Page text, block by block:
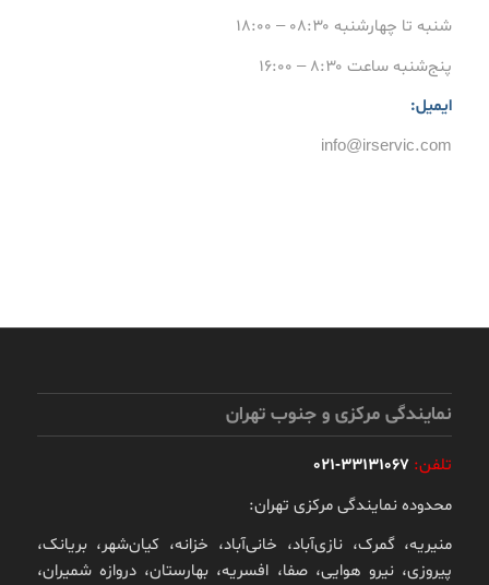
شنبه تا چهارشنبه ۰۸:۳۰ – ۱۸:۰۰
پنج‌شنبه ساعت ۸:۳۰ – ۱۶:۰۰
ایمیل:
info@irservic.com
نمایندگی مرکزی و جنوب تهران
تلفن: 33131067-021
محدوده نمایندگی مرکزی تهران:
منیریه، گمرک، نازی‌آباد، خانی‌آباد، خزانه، کیان‌شهر، بریانک،
پیروزی، نیرو هوایی، صفا، افسریه، بهارستان، دروازه شمیران،